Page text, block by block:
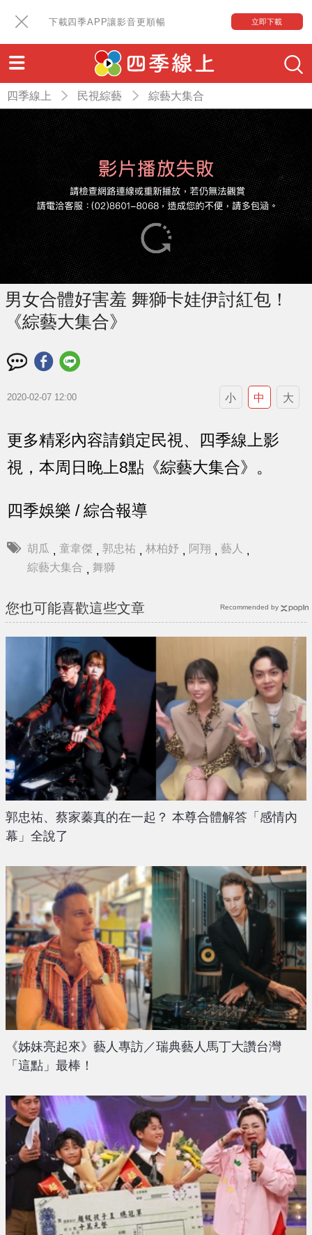
下載四季APP讓影音更順暢 立即下載
四季線上 民視綜藝 綜藝大集合
男女合體好害羞 舞獅卡娃伊討紅包！
《綜藝大集合》
2020-02-07 12:00 小 中 大
更多精彩內容請鎖定民視、四季線上影
視，本周日晚上8點《綜藝大集合》。
四季娛樂 / 綜合報導
胡瓜 , 童韋傑 , 郭忠祐 , 林柏妤 , 阿翔 , 藝人 ,
綜藝大集合
舞獅
您也可能喜歡這些文章
郭忠祐、蔡家蓁真的在一起？ 本尊合體解答「感情內
幕」全說了
《姊妹亮起來》藝人專訪／瑞典藝人馬丁大讚台灣
「這點」最棒！
Recommended by